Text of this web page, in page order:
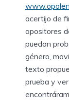
acertijo de
opositores
puedan
género,
texto
prueba y